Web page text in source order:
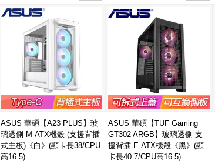
ASUS 華碩【A23 PLUS】玻
璃透側 M-ATX機殼 (支援背插
式主板)《白》(顯卡長38/CPU
高16.5)
ASUS 華碩【TUF Gaming
GT302 ARGB】玻璃透側 支
援背插 E-ATX機殼《黑》(顯
卡長40.7/CPU高16.5)